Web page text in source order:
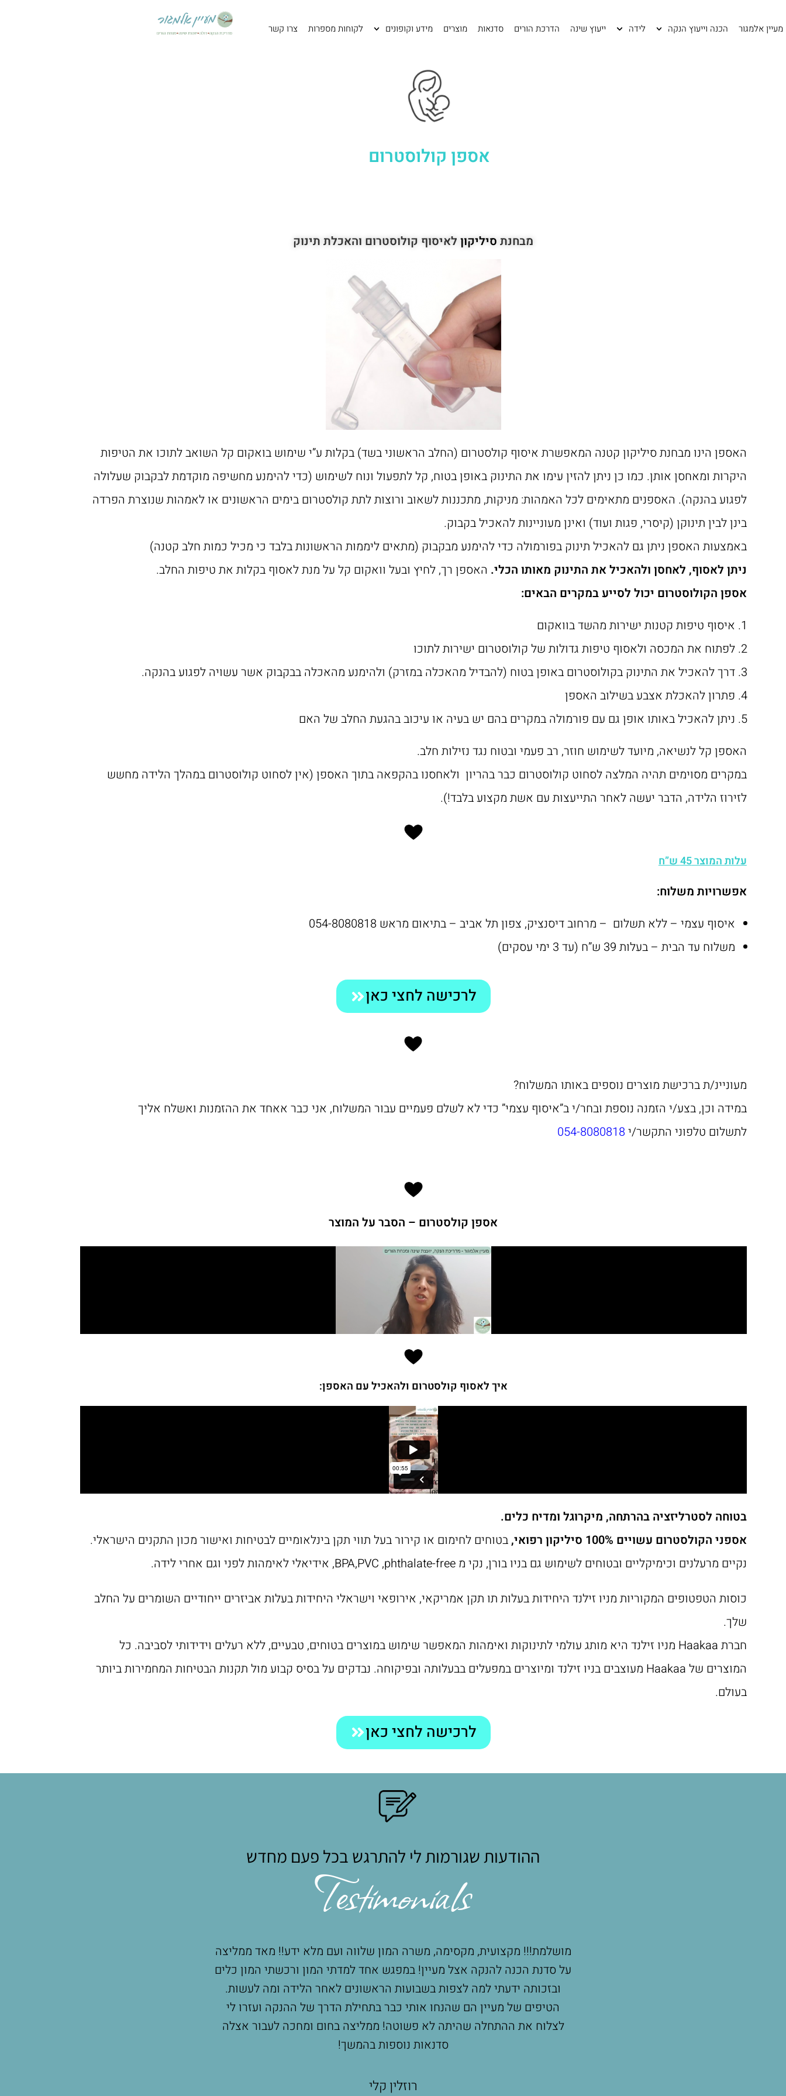
מעיין אלמגור הכנה וייעוץ הנקה לידה ייעוץ שינה הדרכת הורים סדנאות מוצרים מידע וקופונים לקוחות מספרות צרו קשר
אספן קולוסטרום
מבחנת סיליקוןלאיסוף קולוסטרום והאכלת תינוק
האספן הינו מבחנת סיליקון קטנה המאפשרת איסוף קולסטרום (החלב הראשוני בשד) בקלות ע”י שימוש בואקום קל השואב לתוכו את הטיפות
היקרות ומאחסן אותן. כמו כן ניתן להזין עימו את התינוק באופן בטוח, קל לתפעול ונוח לשימוש (כדי להימנע מחשיפה מוקדמת לבקבוק שעלולה
לפגוע בהנקה). האספנים מתאימים לכל האמהות: מניקות, מתכננות לשאוב ורוצות לתת קולסטרום בימים הראשונים או לאמהות שנוצרת הפרדה
בינן לבין תינוקן (קיסרי, פגות ועוד) ואינן מעוניינות להאכיל בקבוק.
באמצעות האספן ניתן גם להאכיל תינוק בפורמולה כדי להימנע מבקבוק (מתאים ליממות הראשונות בלבד כי מכיל כמות חלב קטנה)
ניתן לאסוף, לאחסן ולהאכיל את התינוק מאותו הכלי. האספן רך, לחיץ ובעל וואקום קל על מנת לאסוף בקלות את טיפות החלב.
אספן הקולוסטרום יכול לסייע במקרים הבאים:
איסוף טיפות קטנות ישירות מהשד בוואקום
לפתוח את המכסה ולאסוף טיפות גדולות של קולוסטרום ישירות לתוכו
דרךלהאכיל את התינוק בקולוסטרום באופן בטוח (להבדיל מהאכלה במזרק) ולהימנע מהאכלה בבקבוק אשר עשויה לפגוע בהנקה.
פתרון להאכלת אצבע בשילוב האספן
ניתן להאכיל באותו אופן גם עם פורמולה במקרים בהם יש בעיה או עיכוב בהגעת החלב של האם
האספן קל לנשיאה, מיועד לשימוש חוזר, רב פעמי ובטוח נגד נזילות חלב.
במקרים מסוימים תהיה המלצה לסחוט קולוסטרום כבר בהריון ולאחסנו בהקפאה בתוך האספן (אין לסחוט קולוסטרום במהלך הלידה מחשש
לזירוז הלידה, הדבר יעשה לאחר התייעצות עם אשת מקצוע בלבד!).
עלות המוצר 45 ש”ח
אפשרויות משלוח:
איסוף עצמי – ללא תשלום – מרחוב דיסנציק, צפון תל אביב – בתיאום מראש 054-8080818
משלוח עד הבית – בעלות 39 ש”ח (עד 3 ימי עסקים)
לרכישה לחצי כאן
מעוניינ/ת ברכישת מוצרים נוספים באותו המשלוח?
במידה וכן, בצע/י הזמנה נוספת ובחר/י ב”איסוף עצמי” כדי לא לשלם פעמיים עבור המשלוח, אני כבר אאחד את ההזמנות ואשלח אליך
לתשלום טלפוני התקשר/י 054-8080818
אספן קולסטרום – הסבר על המוצר
איך לאסוף קולסטרום ולהאכיל עם האספן:
בטוחה לסטרליזציה בהרתחה, מיקרוגל ומדיח כלים.
אספני הקולסטרום עשויים 100% סיליקון רפואי,
בטוחים לחימום או קירור בעל תווי תקן בינלאומיים לבטיחות ואישור מכון התקנים הישראלי.
נקיים מרעלנים וכימיקליים ובטוחים לשימוש גם בניו בורן, נקי מ BPA,PVC ,phthalate-free, אידיאלי לאימהות לפני וגם אחרי לידה.
כוסות הטפטופים המקוריות מניו זילנד היחידות בעלות תו תקן אמריקאי, אירופאי וישראלי היחידות בעלות אביזרים ייחודיים השומרים על החלב
שלך.
חברת Haakaa מניו זילנד היא מותג עולמי לתינוקות ואימהות המאפשר שימוש במוצרים בטוחים, טבעיים, ללא רעלים וידידותי לסביבה. כל
המוצרים של Haakaa מעוצבים בניו זילנד ומיוצרים במפעלים בבעלותה ובפיקוחה. נבדקים על בסיס קבוע מול תקנות הבטיחות המחמירות ביותר
בעולם.
לרכישה לחצי כאן
ההודעות שגורמות לי להתרגש בכל פעם מחדש
Testimonials
מושלמת!!! מקצועית, מקסימה, משרה המון שלווה ועם מלא ידע!! מאד ממליצה
על סדנת הכנה להנקה אצל מעיין! במפגש אחד למדתי המון ורכשתי המון כלים
ובזכותה ידעתי למה לצפות בשבועות הראשונים לאחר הלידה ומה לעשות.
הטיפים של מעיין הם שהנחו אותי כבר בתחילת הדרך של ההנקה ועזרו לי
לצלוח את ההתחלה שהיתה לא פשוטה! ממליצה בחום ומחכה לעבור אצלה
במילה אחת - מושלמת!!! מעיין מקצועית ואיכפתית. בעזרת השלווה שלה
וסבלנות שלא נגמרת הצלחתי במפגש אחד לקבל את כל הכלים שאני צריכה
(ויותר מזה), מעבר לזה שהיה לי ממש ממש כיף איתה!!! ממליצה מאד
ספיר נוסבאום